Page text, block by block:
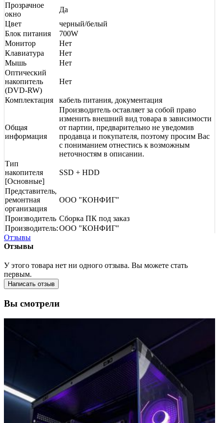
Прозрачное
окно
Да
Цвет
черный/белый
Блок питания
700W
Монитор
Нет
Клавиатура
Нет
Мышь
Нет
Оптический
накопитель
(DVD-RW)
Нет
Комплектация кабель питания, документация
Общая
информация
Производитель оставляет за собой право
изменить внешний вид товара в зависимости
от партии, предварительно не уведомив
продавца и покупателя, поэтому просим Вас
с пониманием отнестись к возможным
неточностям в описании.
Тип
накопителя
[Основные]
SSD + HDD
Представитель,
ремонтная
организация
ООО "КОНФИГ"
Производитель Сборка ПК под заказ
Производитель:ООО "КОНФИГ"
Отзывы
Отзывы
У этого товара нет ни одного отзыва. Вы можете стать
первым.
Написать отзыв
Вы смотрели